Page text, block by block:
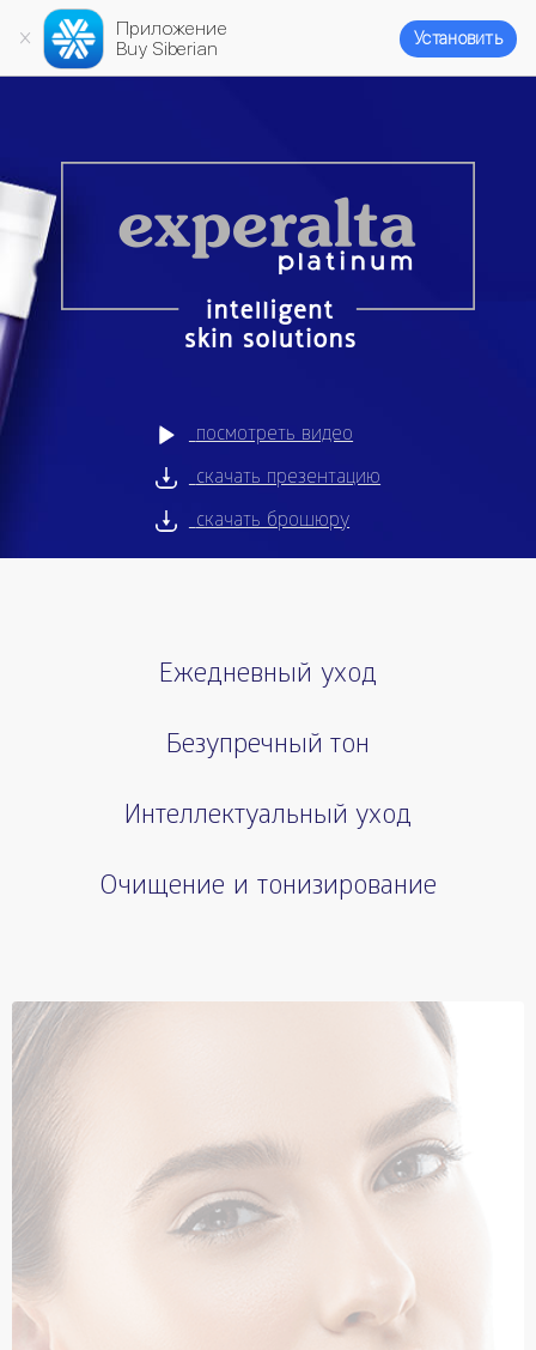
Приложение
Buy Siberian
Установить
посмотреть видео
скачать презентацию
скачать брошюру
Ежедневный уход
Безупречный тон
Интеллектуальный уход
Очищение и тонизирование